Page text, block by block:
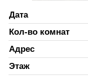
Дата
Кол-во комнат
Адрес
Этаж